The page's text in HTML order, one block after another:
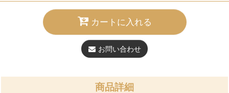
カートに入れる
お問い合わせ
商品詳細